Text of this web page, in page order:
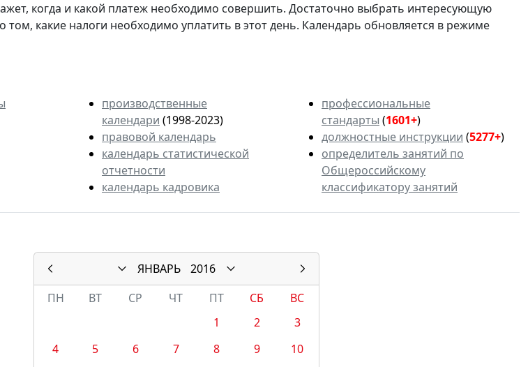
когда и какой платеж необходимо совершить. Достаточно выбрать интересующую
том, какие налоги необходимо уплатить в этот день. Календарь обновляется в режиме
производственные
календари (1998-2023)
правовой календарь
календарь статистической
отчетности
календарь кадровика
профессиональные
стандарты (1601+)
должностные инструкции (5277+)
определитель занятий по
Общероссийскому
классификатору занятий
ЯНВАРЬ
2016
ПН
ВТ СР ЧТ ПТ СБ
ВС
1
2
3
4
5 6 7 8 9
10